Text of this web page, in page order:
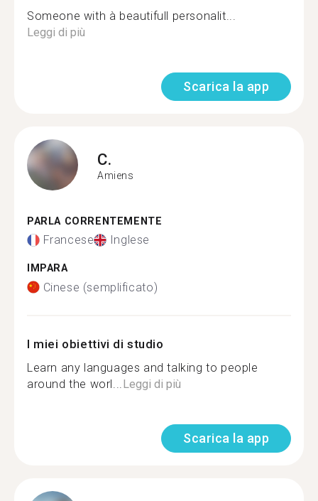
Someone with à beautifull personalit...
Leggi di più
Scarica la app
C.
Amiens
PARLA CORRENTEMENTE
Francese Inglese
IMPARA
Cinese (semplificato)
I miei obiettivi di studio
Learn any languages and talking to people
around the worl... Leggi di più
Scarica la app